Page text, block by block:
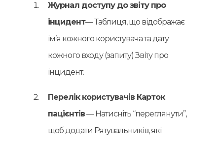
Журнал доступу до звіту про
інцидент— Таблиця, що відображає
ім’я кожного користувача та дату
кожного входу (запиту) Звіту про
інцидент.
Перелік користувачів Карток
пацієнтів— Натисніть “переглянути”,
щоб додати Рятувальників, які